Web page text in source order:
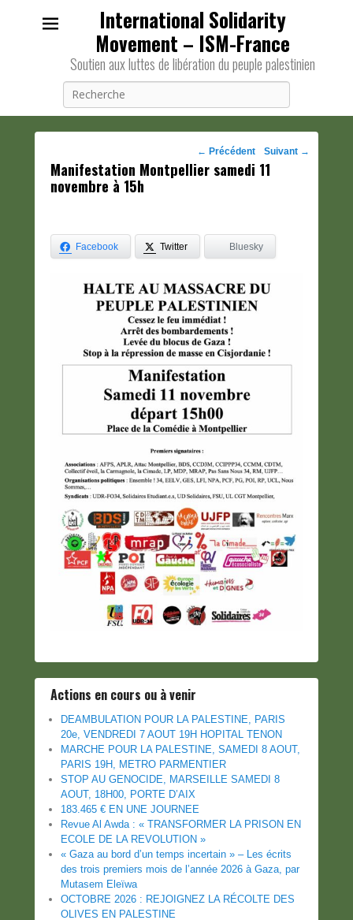
International Solidarity
Movement – ISM-France
Soutien aux luttes de libération du peuple palestinien
Navigation
des
← Précédent Suivant →
Manifestation Montpellier samedi 11
novembre à 15h
Facebook Twitter Bluesky
Actions en cours ou à venir
DEAMBULATION POUR LA PALESTINE, PARIS
20e, VENDREDI 7 AOUT 19H HOPITAL TENON
MARCHE POUR LA PALESTINE, SAMEDI 8 AOUT,
PARIS 19H, METRO PARMENTIER
STOP AU GENOCIDE, MARSEILLE SAMEDI 8
AOUT, 18H00, PORTE D’AIX
183.465 € EN UNE JOURNEE
Revue Al Awda : « TRANSFORMER LA PRISON EN
ECOLE DE LA REVOLUTION »
« Gaza au bord d’un temps incertain » – Les écrits
des trois premiers mois de l’année 2026 à Gaza, par
Mutasem Eleïwa
OCTOBRE 2026 : REJOIGNEZ LA RÉCOLTE DES
OLIVES EN PALESTINE